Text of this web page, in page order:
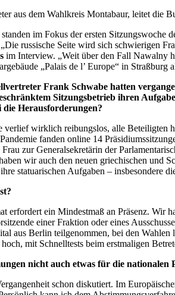
aus dem Wahlkreis Montabaur, leitet die
im Fokus der ersten Sitzungswoche
russische Seite wird sich schwierigen
im Interview. „Weit über den Fall Nawalny
„Palais de l’ Europe“ in Straßburg
Frank Schwabe hatten
Sitzungsbetrieb ihren
die Herausforderungen?
verlief wirklich reibungslos, alle Beteiligten
fanden online 14
zur Generalsekretärin der
wir auch den neuen griechischen und
statuarischen Aufgaben – insbesondere
erfordert ein Mindestmaß an Präsenz. Wir
einer Fraktion oder eines
aus Berlin teilgenommen, bei den
mit Schnelltests beim erstmaligen
nicht auch etwas für die nationalen
schon diskutiert. Im